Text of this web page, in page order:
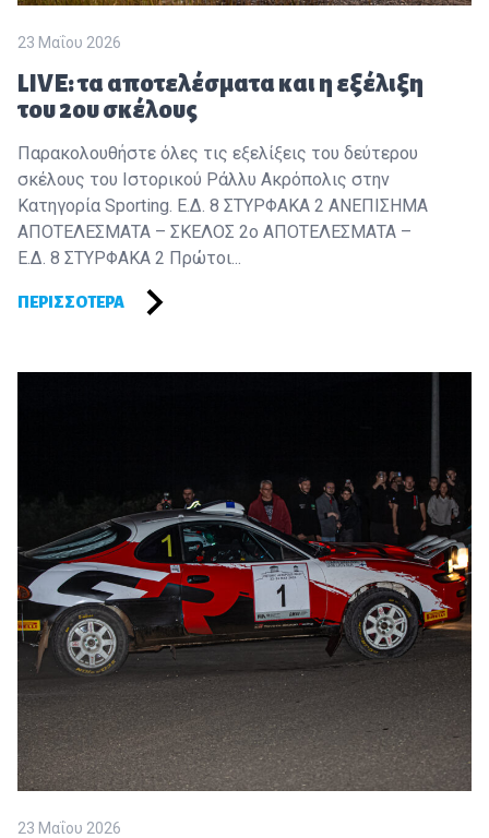
23 Μαΐου 2026
LIVE: τα αποτελέσματα και η εξέλιξη
του 2ου σκέλους
Παρακολουθήστε όλες τις εξελίξεις του δεύτερου
σκέλους του Ιστορικού Ράλλυ Ακρόπολις στην
Κατηγορία Sporting. Ε.Δ. 8 ΣΤΥΡΦΑΚΑ 2 ΑΝΕΠΙΣΗΜΑ
ΑΠΟΤΕΛΕΣΜΑΤΑ – ΣΚΕΛΟΣ 2ο ΑΠΟΤΕΛΕΣΜΑΤΑ –
Ε.Δ. 8 ΣΤΥΡΦΑΚΑ 2 Πρώτοι...
ΠΕΡΙΣΣΌΤΕΡΑ
23 Μαΐου 2026